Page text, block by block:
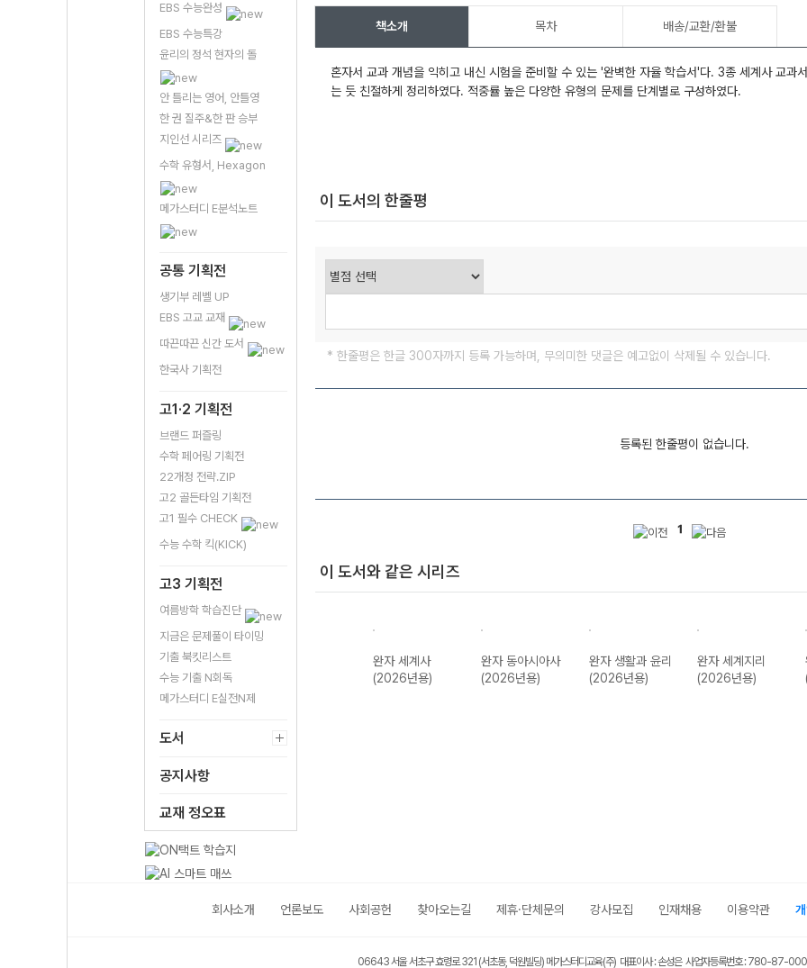
EBS 수능완성
EBS 수능특강
윤리의 정석 현자의 돌
안 틀리는 영어, 안틀영
한 권 질주&한 판 승부
지인선 시리즈
수학 유형서, Hexagon
메가스터디 E분석노트
공통 기획전
생기부 레벨 UP
EBS 고교 교재
따끈따끈 신간 도서
한국사 기획전
고1·2 기획전
브랜드 퍼즐링
수학 페어링 기획전
22개정 전략.ZIP
고2 골든타임 기획전
고1 필수 CHECK
수능 수학 킥(KICK)
고3 기획전
여름방학 학습진단
지금은 문제풀이 타이밍
기출 북킷리스트
수능 기출 N회독
메가스터디 E실전N제
도서
공지사항
교재 정오표
책소개 목차 배송/교환/환불
혼자서 교과 개념을 익히고 내신 시험을 준비할 수 있는 '완벽한 자율 학습서'다. 3종 세계사 교과
는 듯 친절하게 정리하였다. 적중률 높은 다양한 유형의 문제를 단계별로 구성하였다.
이 도서의 한줄평
* 한줄평은 한글 300자까지 등록 가능하며, 무의미한 댓글은 예고없이 삭제될 수 있습니다.
등록된 한줄평이 없습니다.
1
이 도서와 같은 시리즈
완자 고등 현대사
회와 윤리-22개
정 (2026년)
완자 세계사
(2026년용)
완자 동아시아사
(2026년용)
완자 생활과 윤리
(2026년용)
완자 세계지리
(2026년용)
회사소개 언론보도 사회공헌 찾아오는길 제휴·단체문의 강사모집 인재채용 이용약관
06643 서울 서초구 효령로 321 (서초동, 덕원빌딩) 메가스터디교육(주) 대표이사 : 손성은 사업자등록번호 : 780-87-